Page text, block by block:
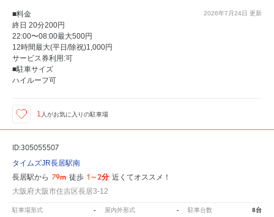
2026年7月24日 更新
■料金
終日 20分200円
22:00〜08:00最大500円
12時間最大(平日/除祝)1,000円
サービス券利用:可
■駐車サイズ
ハイルーフ可
1 人がお気に入りの駐車場
ID:305055507
タイムズJR長居駅南
長居駅から 79m 徒歩 1～2分 近くてオススメ！
大阪府大阪市住吉区長居3-12
駐車場形式 - 屋内外形式 - 駐車台数 8台